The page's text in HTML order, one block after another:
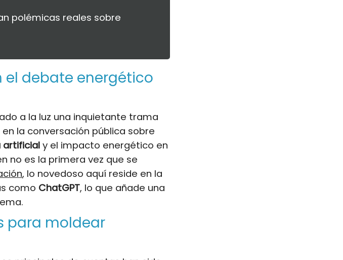
polémicas reales sobre
debate energético
a la luz una inquietante trama
la conversación pública sobre
artificial y el impacto energético en
no es la primera vez que se
, lo novedoso aquí reside en la
como ChatGPT, lo que añade una
para moldear